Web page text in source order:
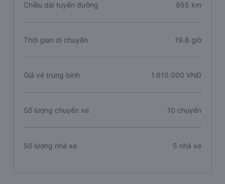
Chiều dài tuyến đường 955 km
Thời gian di chuyển 19.8 giờ
Giá vé trung bình 1.610.000 VNĐ
Số lượng chuyến xe 10 chuyến
Số lượng nhà xe 5 nhà xe